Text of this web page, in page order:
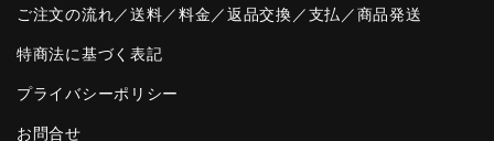
目覚まし時計(集合)
温湿度計付目覚まし時計
制服メモリー
ご注文の流れ／送料／料金／返品交換／支払／商品発送
特商法に基づく表記
プライバシーポリシー
お問合せ